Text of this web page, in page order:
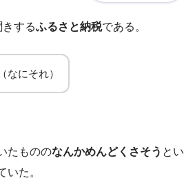
するふるさと納税である。
なにそれ）
たもののなんかめんどくさそう とい
いた。